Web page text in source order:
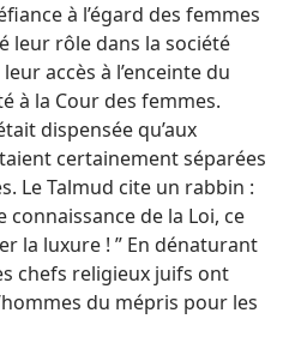
à l’égard des femmes
leur rôle dans la société
accès à l’enceinte du
à la Cour des femmes.
dispensée qu’aux
certainement séparées
Le Talmud cite un rabbin :
de la Loi, ce
la luxure ! ” En dénaturant
chefs religieux juifs ont
du mépris pour les